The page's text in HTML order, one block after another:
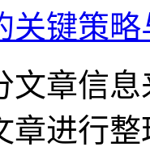
关键策
文章信
章进行